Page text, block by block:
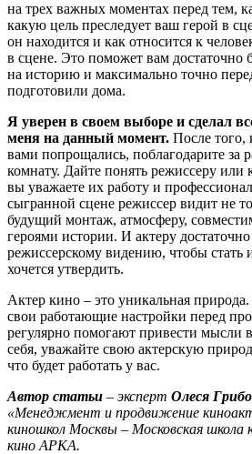
на трех важных моментах перед тем,
какую цель преследует ваш герой в
он находится и как относится к
в сцене. Это поможет вам достаточно
на историю и максимально точно
подготовили дома.
Я уверен в своем выборе и сделал
меня на данный момент. После того,
вами попрощались, поблагодарите за
комнату. Дайте понять режиссеру или
вы уважаете их работу и
сыгранной сцене режиссер видит не
будущий монтаж, атмосферу,
героями истории. И актеру достаточно
режиссерскому видению, чтобы стать
хочется утвердить.
Актер кино – это уникальная природа.
свои работающие настройки перед
регулярно помогают привести мысли
себя, уважайте свою актерскую
что будет работать у вас.
Автор статьи – эксперт Олеся
«Менеджмент и продвижение
киношкол Москвы – Московская
кино АРКА.